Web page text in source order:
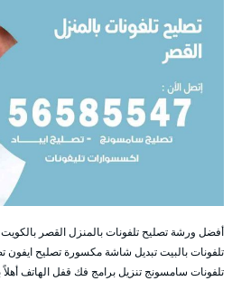
أفضل ورشة تصليح تلفونات بالمنزل القصر
تلفونات بالبيت تبديل شاشة مكسورة تصليح
تلفونات سامسونج تنزيل برامج فك قفل الهاتف